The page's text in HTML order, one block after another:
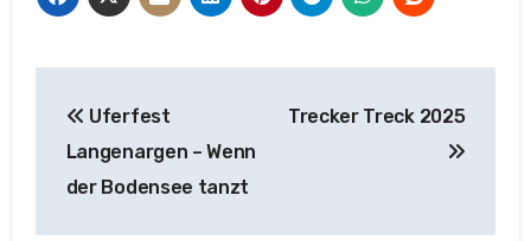
Uferfest
Langenargen – Wenn
der Bodensee tanzt
Trecker Treck 2025